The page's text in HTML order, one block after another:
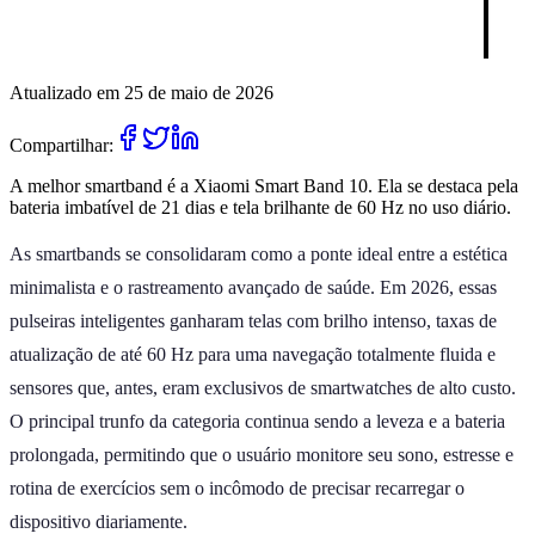
Atualizado em 25 de maio de 2026
Compartilhar:
A melhor smartband é a Xiaomi Smart Band 10. Ela se destaca pela
bateria imbatível de 21 dias e tela brilhante de 60 Hz no uso diário.
As smartbands se consolidaram como a ponte ideal entre a estética
minimalista e o rastreamento avançado de saúde. Em 2026, essas
pulseiras inteligentes ganharam telas com brilho intenso, taxas de
atualização de até 60 Hz para uma navegação totalmente fluida e
sensores que, antes, eram exclusivos de smartwatches de alto custo.
O principal trunfo da categoria continua sendo a leveza e a bateria
prolongada, permitindo que o usuário monitore seu sono, estresse e
rotina de exercícios sem o incômodo de precisar recarregar o
dispositivo diariamente.